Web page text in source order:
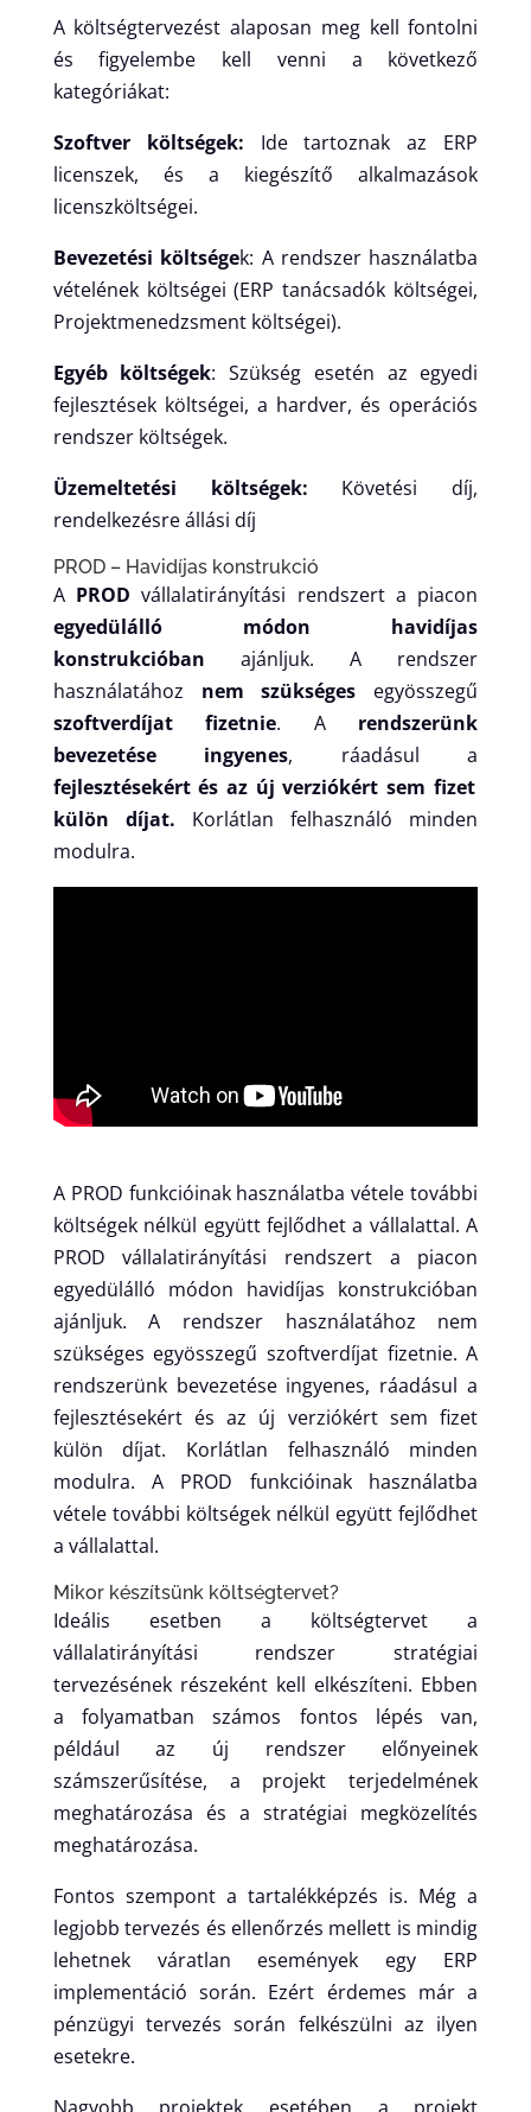
A költségtervezést alaposan meg kell fontolni
és figyelembe kell venni a következő
kategóriákat:
Szoftver költségek: Ide tartoznak az ERP
licenszek, és a kiegészítő alkalmazások
licenszköltségei.
Bevezetési költségek: A rendszer használatba
vételének költségei (ERP tanácsadók költségei,
Projektmenedzsment költségei).
Egyéb költségek: Szükség esetén az egyedi
fejlesztések költségei, a hardver, és operációs
rendszer költségek.
Üzemeltetési költségek: Követési díj,
rendelkezésre állási díj
PROD – Havidíjas konstrukció
A PROD vállalatirányítási rendszert a piacon
egyedülálló módon havidíjas
konstrukcióban ajánljuk. A rendszer
használatához nem szükséges egyösszegű
szoftverdíjat fizetnie. A rendszerünk
bevezetése ingyenes, ráadásul a
fejlesztésekért és az új verziókért sem fizet
külön díjat. Korlátlan felhasználó minden
modulra.
A PROD funkcióinak használatba vétele további
költségek nélkül együtt fejlődhet a vállalattal. A
PROD vállalatirányítási rendszert a piacon
egyedülálló módon havidíjas konstrukcióban
ajánljuk. A rendszer használatához nem
szükséges egyösszegű szoftverdíjat fizetnie. A
rendszerünk bevezetése ingyenes, ráadásul a
fejlesztésekért és az új verziókért sem fizet
külön díjat. Korlátlan felhasználó minden
modulra. A PROD funkcióinak használatba
vétele további költségek nélkül együtt fejlődhet
a vállalattal.
Mikor készítsünk költségtervet?
Ideális esetben a költségtervet a
vállalatirányítási rendszer stratégiai
tervezésének részeként kell elkészíteni. Ebben
a folyamatban számos fontos lépés van,
például az új rendszer előnyeinek
számszerűsítése, a projekt terjedelmének
meghatározása és a stratégiai megközelítés
meghatározása.
Fontos szempont a tartalékképzés is. Még a
legjobb tervezés és ellenőrzés mellett is mindig
lehetnek váratlan események egy ERP
implementáció során. Ezért érdemes már a
pénzügyi tervezés során felkészülni az ilyen
esetekre.
Nagyobb projektek esetében a projekt